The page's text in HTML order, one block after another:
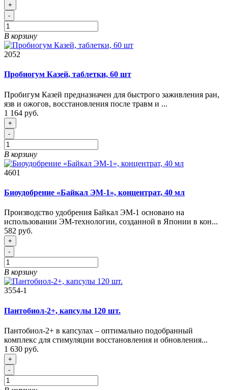
+
-
В корзину
2052
Пробиогум Казей, таблетки, 60 шт
Пробигум Казей предназначен для быстрого заживления ран,
язв и ожогов, восстановления после травм и ...
1 164 руб.
+
-
В корзину
4601
Биоудобрение «Байкал ЭМ-1», концентрат, 40 мл
Производство удобрения Байкал ЭМ-1 основано на
использовании ЭМ-технологии, созданной в Японии в кон...
582 руб.
+
-
В корзину
3554-1
Пантобиол-2+, капсулы 120 шт.
Пантобиол-2+ в капсулах – оптимально подобранный
комплекс для стимуляции восстановления и обновления...
1 630 руб.
+
-